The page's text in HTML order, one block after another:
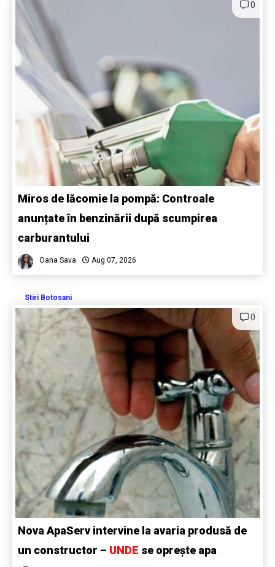
0
Miros de lăcomie la pompă: Controale
anunțate în benzinării după scumpirea
carburantului
Oana Sava Aug 07, 2026
Stiri Botosani
0
Nova ApaServ intervine la avaria produsă de
un constructor – UNDE se oprește apa